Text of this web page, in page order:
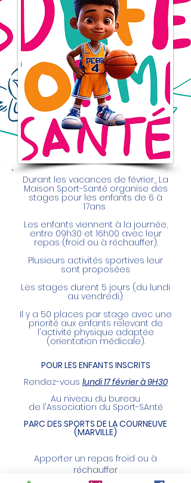
Durant les vacances de février,, La
Maison Sport-Santé organise des
stages pour les enfants de 6 à
17ans
Les enfants viennent à la journée,
entre 09h30 et 16h00 avec leur
repas (froid ou à réchauffer).
Plusieurs activités sportives leur
sont proposées
Les stages durent 5 jours (du lundi
au vendredi).
Il y a 50 places par stage avec une
priorité aux enfants relevant de
l'activité physique adaptée
(orientation médicale).
POUR LES ENFANTS INSCRITS
Rendez-vous lundi 17 février à 9H30
Au niveau du bureau
de l'Association du Sport-SAnté
PARC DES SPORTS DE LA COURNEUVE
(MARVILLE)
Apporter un repas froid ou à
réchauffer